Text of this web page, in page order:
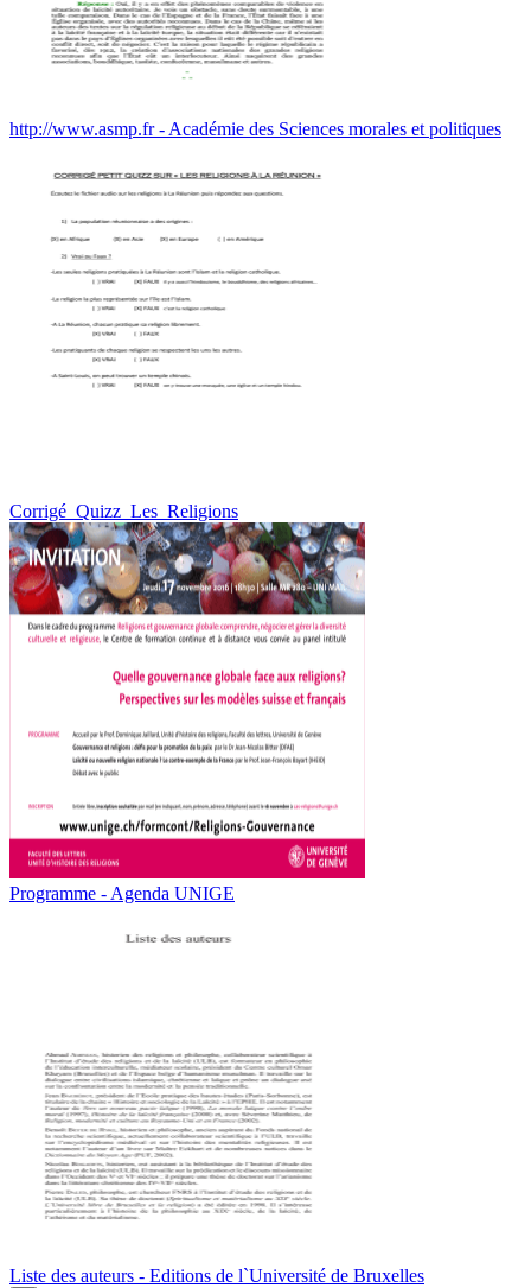
http://www.asmp.fr - Académie des Sciences morales et politiques
Corrigé_Quizz_Les_Religions
Programme - Agenda UNIGE
Liste des auteurs - Editions de l`Université de Bruxelles